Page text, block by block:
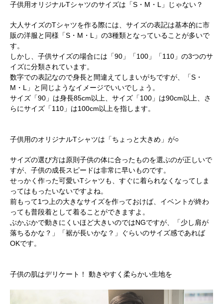
子供用オリジナルTシャツのサイズは「S・M・L」じゃない？
大人サイズのTシャツを作る際には、サイズの表記は基本的に市
販の洋服と同様「S・M・L」の3種類となっていることが多いで
す。
しかし、子供サイズの場合には「90」「100」「110」の3つのサ
イズに分類されています。
数字での表記なので身長と間違えてしまいがちですが、「S・
M・L」と同じようなイメージでいいでしょう。
サイズ「90」は身長85cm以上、サイズ「100」は90cm以上、さ
らにサイズ「110」は100cm以上を指します。
子供用のオリジナルTシャツは「ちょっと大きめ」が○
サイズの選び方は原則子供の体に合ったものを選ぶのが正しいで
すが、子供の成長スピードは非常に早いものです。
せっかく作った可愛いTシャツも、すぐに着られなくなってしま
ってはもったいないですよね。
前もって1つ上の大きなサイズを作っておけば、イベントが終わ
っても普段着として着ることができますよ。
ぶかぶかで動きにくいほど大きいのではNGですが、「少し肩が
落ちるかな？」「裾が長いかな？」ぐらいのサイズ感であれば
OKです。
子供の肌はデリケート！ 動きやすく柔らかい生地を